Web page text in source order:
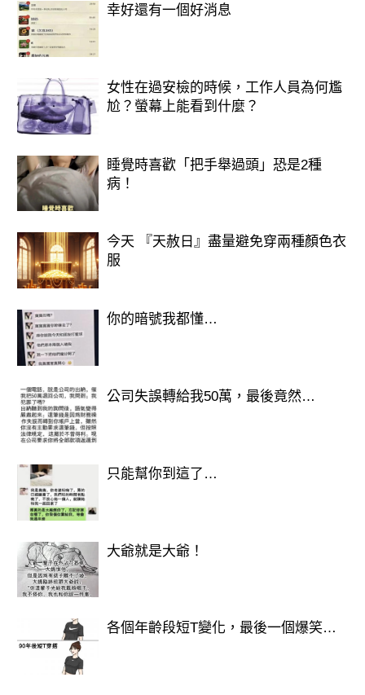
睞。
幸好還有一個好消息
女性在過安檢的時候，工作人員為何尷
尬？螢幕上能看到什麼？
睡覺時喜歡「把手舉過頭」恐是2種
病！
今天 『天赦日』盡量避免穿兩種顏色衣
服
你的暗號我都懂…
公司失誤轉給我50萬，最後竟然…
只能幫你到這了…
大爺就是大爺！
各個年齡段短T變化，最後一個爆笑…